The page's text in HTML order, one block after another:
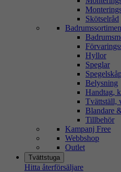
Skötselråd
Hyllor
Speglar
Belysning
Handtag,
Tvättställ,
Blandare
Tillbehör
Kampanj Free
Webbshop
Outlet
Tvättstuga
Hitta återförsäljare